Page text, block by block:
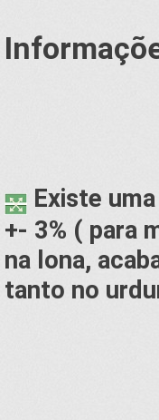
Existe
+- 3% ( para
na lona,
tanto no